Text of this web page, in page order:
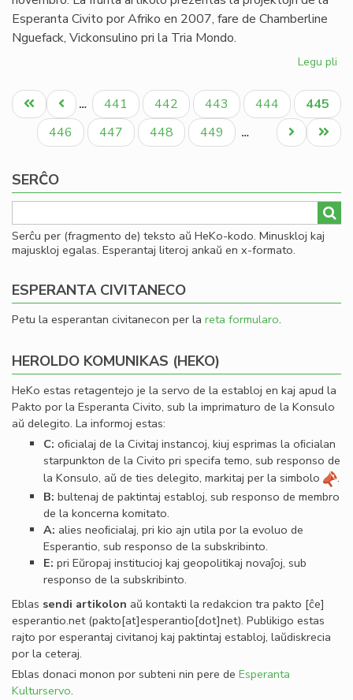
Esperanta Civito por Afriko en 2007, fare de Chamberline
Nguefack, Vickonsulino pri la Tria Mondo.
Legu pli
de
la
Pagination
Unua
paĝo
Antaŭa
paĝo
… Paĝo
441 Paĝo
442 Paĝo
443 Paĝo
444
Aktuala
paĝo
445
Paĝo
446 Paĝo
447 Paĝo
448 Paĝo
449 …
Last
page
Next
page
SERĈO
Serĉu per (fragmento de) teksto aŭ HeKo-kodo. Minuskloj kaj
majuskloj egalas. Esperantaj literoj ankaŭ en x-formato.
ESPERANTA CIVITANECO
Petu la esperantan civitanecon per la reta formularo.
HEROLDO KOMUNIKAS (HEKO)
HeKo estas retagentejo je la servo de la establoj en kaj apud la
Pakto por la Esperanta Civito, sub la imprimaturo de la Konsulo
aŭ delegito. La informoj estas:
C: oﬁcialaj de la Civitaj instancoj, kiuj esprimas la oﬁcialan
starpunkton de la Civito pri specifa temo, sub responso de
la Konsulo, aŭ de ties delegito, markitaj per la simbolo
.
B: bultenaj de paktintaj establoj, sub responso de membro
de la koncerna komitato.
A: alies neoﬁcialaj, pri kio ajn utila por la evoluo de
Esperantio, sub responso de la subskribinto.
E: pri Eŭropaj institucioj kaj geopolitikaj novaĵoj, sub
responso de la subskribinto.
Eblas sendi artikolon aŭ kontakti la redakcion tra pakto [ĉe]
esperantio.net(pakto[at]esperantio[dot]net). Publikigo estas
rajto por esperantaj civitanoj kaj paktintaj establoj, laŭdiskrecia
por la ceteraj.
Eblas donaci monon por subteni nin pere de Esperanta
Kulturservo.